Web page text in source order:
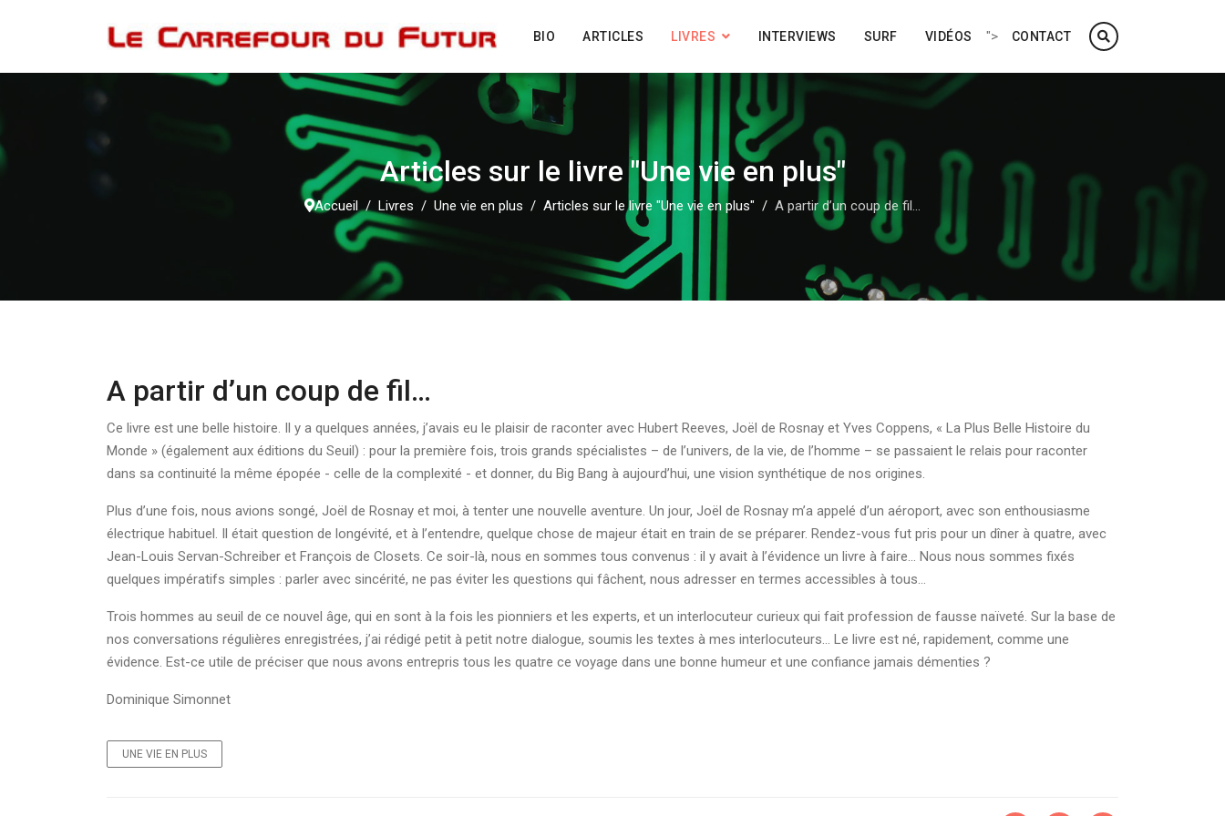
BIO ARTICLES LIVRES INTERVIEWS SURF VIDÉOS "> CONTACT
Articles sur le livre "Une vie en plus"
Accueil Livres Une vie en plus Articles sur le livre "Une vie en plus" A partir d’un coup de fil…
A partir d’un coup de fil…
Ce livre est une belle histoire. Il y a quelques années, j’avais eu le plaisir de raconter avec Hubert Reeves, Joël de Rosnay et Yves Coppens, « La Plus Belle Histoire du
Monde » (également aux éditions du Seuil) : pour la première fois, trois grands spécialistes – de l’univers, de la vie, de l’homme – se passaient le relais pour raconter
dans sa continuité la même épopée - celle de la complexité - et donner, du Big Bang à aujourd’hui, une vision synthétique de nos origines.
Plus d’une fois, nous avions songé, Joël de Rosnay et moi, à tenter une nouvelle aventure. Un jour, Joël de Rosnay m’a appelé d’un aéroport, avec son enthousiasme
électrique habituel. Il était question de longévité, et à l’entendre, quelque chose de majeur était en train de se préparer. Rendez-vous fut pris pour un dîner à quatre, avec
Jean-Louis Servan-Schreiber et François de Closets. Ce soir-là, nous en sommes tous convenus : il y avait à l’évidence un livre à faire… Nous nous sommes fixés
quelques impératifs simples : parler avec sincérité, ne pas éviter les questions qui fâchent, nous adresser en termes accessibles à tous…
Trois hommes au seuil de ce nouvel âge, qui en sont à la fois les pionniers et les experts, et un interlocuteur curieux qui fait profession de fausse naïveté. Sur la base de
nos conversations régulières enregistrées, j’ai rédigé petit à petit notre dialogue, soumis les textes à mes interlocuteurs… Le livre est né, rapidement, comme une
évidence. Est-ce utile de préciser que nous avons entrepris tous les quatre ce voyage dans une bonne humeur et une confiance jamais démenties ?
Dominique Simonnet
UNE VIE EN PLUS